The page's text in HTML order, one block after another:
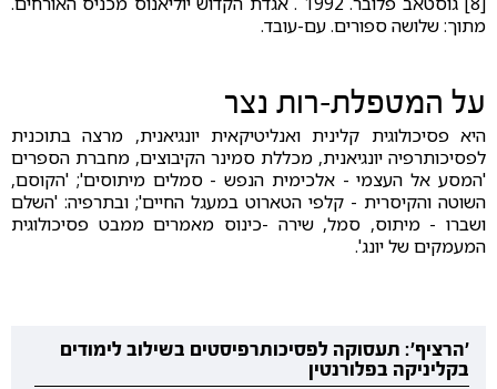
מתוך: שלושה ספורים. עם-עובד.
על המטפלת-רות נצר
היא פסיכולוגית קלינית ואנליטיקאית יונגיאנית, מרצה בתוכנית
לפסיכותרפיה יונגיאנית, מכללת סמינר הקיבוצים, מחברת הספרים
'המסע אל העצמי - אלכימית הנפש - סמלים מיתוסים'; 'הקוסם,
השוטה והקיסרית - קלפי הטארוט במעגל החיים'; ובתרפיה: 'השלם
ושברו - מיתוס, סמל, שירה -כינוס מאמרים ממבט פסיכולוגית
המעמקים של יונג'.
'הרציף': תעסוקה לפסיכותרפיסטים בשילוב לימודים
בקליניקה בפלורנטין